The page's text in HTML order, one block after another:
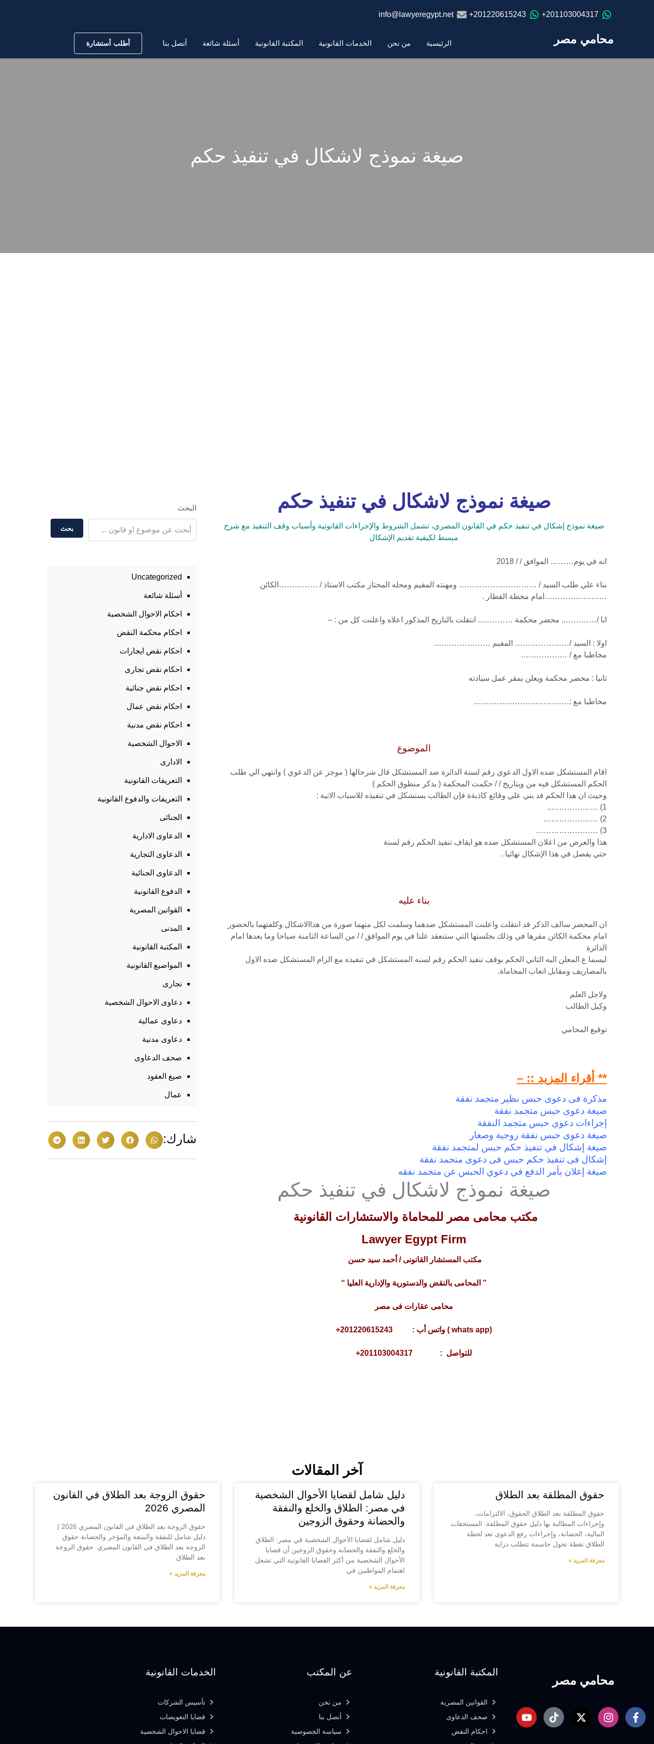
201103004317+
201220615243+
info@lawyeregypt.net
محامي مصر الرئيسية من نحن الخدمات القانونية المكتبة القانونية أسئلة شائعة أتصل بنا أطلب أستشارة
صيغة نموذج لاشكال في تنفيذ حكم
صيغة نموذج لاشكال في تنفيذ حكم
صيغة نموذج إشكال في تنفيذ حكم في القانون المصري، تشمل الشروط والإجراءات القانونية وأسباب وقف التنفيذ مع شرح
مبسط لكيفية تقديم الإشكال
انه في يوم……… الموافق / / 2018
بناء علي طلب السيد / ………………………… ومهنته المقيم ومحله المختار مكتب الاستاذ / ……………الكائن
……………………امام محطة القطار .
انا /………….. محضر محكمة ………….. انتقلت بالتاريخ المذكور اعلاه واعلنت كل من : –
اولا : السيد /………………… المقيم ………………….
مخاطبا مع / ………………
ثانيا : محضر محكمة ويعلن بمقر عمل سيادته
مخاطبا مع :……………………………….
الموضوع
اقام المستشكل ضده الاول الدعوي رقم لسنة الدائرة ضد المستشكل قال شرحالها ( موجز عن الدعوي ) وانتهي الي طلب
الحكم المستشكل فيه من وبتاريخ / / حكمت المحكمة ( يذكر منطوق الحكم )
وحيث ان هذا الحكم قد بني علي وقائع كاذبةة فإن الطالب يستشكل في تنفيذه للاسباب الاتية :
1) ………………..
2) …………………
3) ……………………
هذا والعرض من اعلان المستشكل ضده هو ايقاف تنفيذ الحكم رقم لسنة
حتي يفصل في هذا الإشكال نهائيا .
بناء عليه
ان المحضر سالف الذكر قد انتقلت واعلنت المستشكل ضدهما وسلمت لكل منهما صورة من هذاالاشكال وكلفتهما بالحضور
امام محكمة الكائن مقرها في وذلك بجلستها التي ستنعقد علنا في يوم الموافق / / من الساعة الثامنة صباحا وما بعدها امام
الدائرة
ليسما ع المعلن اليه الثاني الحكم بوقف تنفيذ الحكم رقم لسنه المستشكل في تنفيذه مع الزام المستشكل ضده الاول
بالمصاريف ومقابل اتعاب المحاماة.
ولاجل العلم
وكيل الطالب
توقيع المحامي
** أقراء المزيد :: –
مذكرة فى دعوى حبس نظير متجمد نفقة
صيغة دعوى حبس متجمد نفقة
إجراءات دعوي حبس متجمد النفقة
صيغة دعوى حبس نفقة زوجية وصغار
صيغة إشكال في تنفيذ حكم حبس لمتجمد نفقة
إشكال فى تنفيذ حكم حبس فى دعوى متجمد نفقة
صيغة إعلان بأمر الدفع في دعوي الحبس عن متجمد نفقه
صيغة نموذج لاشكال في تنفيذ حكم
مكتب محامى مصر للمحاماة والاستشارات القانونية
Lawyer Egypt Firm
مكتب المستشار القانونى / أحمد سيد حسن
” المحامى بالنقض والدستورية والإدارية العليا “
محامى عقارات فى مصر
(whats app ) واتس أب : 201220615243+
للتواصل : 201103004317+
البحث
بحث
Uncategorized
أسئلة شائعة
احكام الاحوال الشخصية
احكام محكمة النقض
احكام نقض ايجارات
احكام نقض تجارى
احكام نقض جنائية
احكام نقض عمال
احكام نقض مدنية
الاحوال الشخصية
الادارى
التعريفات القانونية
التعريفات والدفوع القانونية
الجنائى
الدعاوى الادارية
الدعاوى التجارية
الدعاوى الجنائية
الدفوع القانونية
القوانين المصرية
المدنى
المكتبة القانونية
المواضيع القانونية
تجارى
دعاوى الاحوال الشخصية
دعاوى عمالية
دعاوى مدنية
صحف الدعاوى
صيغ العقود
عمال
شارك:
آخر المقالات
حقوق المطلقة بعد الطلاق
حقوق المطلقة بعد الطلاق الحقوق، الالتزامات،
وإجراءات المطالبة بها دليل حقوق المطلقة: المستحقات
المالية، الحضانة، وإجراءات رفع الدعوى تعد لحظة
الطلاق نقطة تحول حاسمة تتطلب دراية
معرفة المزيد »
دليل شامل لقضايا الأحوال الشخصية
في مصر: الطلاق والخلع والنفقة
والحضانة وحقوق الزوجين
دليل شامل لقضايا الأحوال الشخصية في مصر: الطلاق
والخلع والنفقة والحضانة وحقوق الزوجين أن قضايا
الأحوال الشخصية من أكثر القضايا القانونية التي تشغل
اهتمام المواطنين في
معرفة المزيد »
حقوق الزوجة بعد الطلاق في القانون
المصري 2026
حقوق الزوجة بعد الطلاق في القانون المصري 2026 |
دليل شامل للنفقة والمتعة والمؤخر والحضانة حقوق
الزوجة بعد الطلاق في القانون المصري حقوق الزوجة
بعد الطلاق
معرفة المزيد »
محامي مصر
المكتبة القانونية
القوانين المصرية
صحف الدعاوى
احكام النقض
عن المكتب
من نحن
أتصل بنا
سياسة الخصوصية
الخدمات القانونية
تأسيس الشركات
قضايا التعويضات
قضايا الاحوال الشخصية